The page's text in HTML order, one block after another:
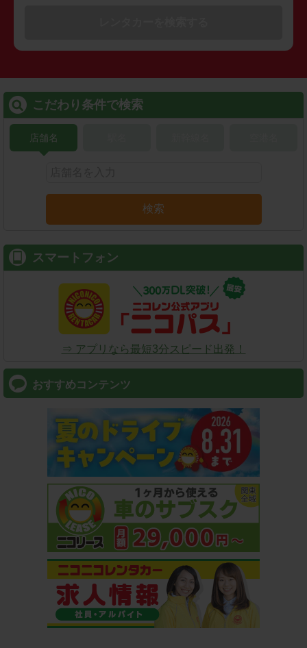
こだわり条件で検索
店舗名
検索
スマートフォン
⇒ アプリなら最短3分スピード出発！
おすすめコンテンツ